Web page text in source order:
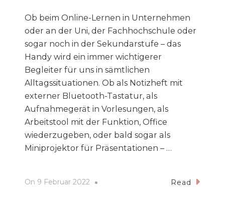
Ob beim Online-Lernen in Unternehmen
oder an der Uni, der Fachhochschule oder
sogar noch in der Sekundarstufe – das
Handy wird ein immer wichtigerer
Begleiter für uns in sämtlichen
Alltagssituationen. Ob als Notizheft mit
externer Bluetooth-Tastatur, als
Aufnahmegerät in Vorlesungen, als
Arbeitstool mit der Funktion, Office
wiederzugeben, oder bald sogar als
Miniprojektor für Präsentationen – …
On 9 Februar 2022 Read